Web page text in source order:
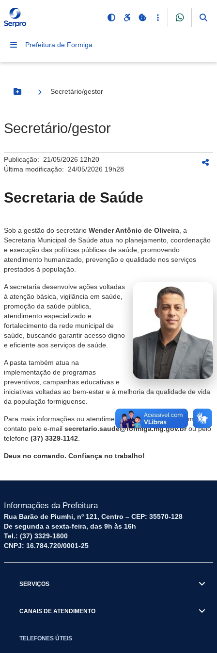
Prefeitura de Formiga
Botão Menu
Secretário/gestor
Secretário/gestor
Publicação: 21/05/2026 12h20
Última modificação: 24/05/2026 19h28
Secretaria de Saúde
Sob a gestão do secretário Wender Antônio de Oliveira , a
Secretaria Municipal de Saúde atua no planejamento, coordenação
e execução das políticas públicas de saúde, promovendo
atendimento humanizado, prevenção e qualidade nos serviços
prestados à população.
A secretaria desenvolve ações voltadas
à atenção básica, vigilância em saúde,
promoção da saúde pública,
atendimento especializado e
fortalecimento da rede municipal de
saúde, buscando garantir acesso digno
e eficiente aos serviços de saúde.
A pasta também atua na
implementação de programas
preventivos, campanhas educativas e
iniciativas voltadas ao bem-estar e à melhoria da qualidade de vida
da população formiguense.
Para mais informações ou atendimento institucional, entre em
contato pelo e-mail secretario.saude@formiga.mg.gov.brou pelo
telefone (37) 3329-1142
Deus no comando. Confiança no trabalho!
Informações da Prefeitura
Rua Barão de Piumhi, nº 121, Centro – CEP: 35570-128
De segunda a sexta-feira, das 9h às 16h
Tel.: (37) 3329-1800
CNPJ: 16.784.720/0001-25
SERVIÇOS
CANAIS DE ATENDIMENTO
TELEFONES ÚTEIS